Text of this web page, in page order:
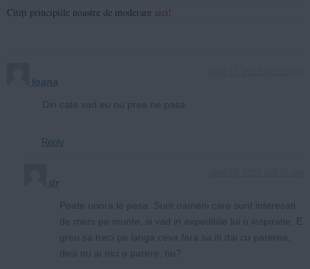
Citiți principiile noastre de moderare aici!
Ioana
Reply
dr